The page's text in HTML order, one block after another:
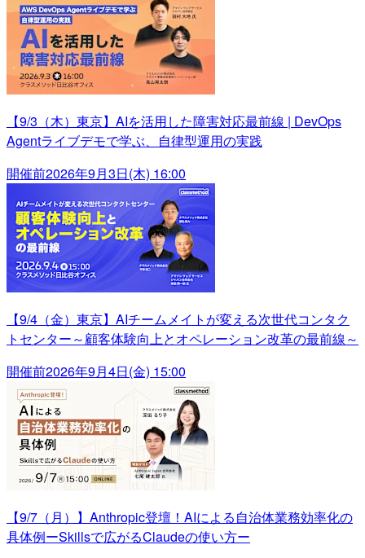
【9/3（木）東京】AIを活用した障害対応最前線 | DevOps
Agentライブデモで学ぶ、自律型運用の実践
開催前2026年9月3日(木) 16:00
【9/4（金）東京】AIチームメイトが変える次世代コンタク
トセンター～顧客体験向上とオペレーション改革の最前線～
開催前2026年9月4日(金) 15:00
【9/7（月）】Anthropic登壇！AIによる自治体業務効率化の
具体例ーSkillsで広がるClaudeの使い方ー